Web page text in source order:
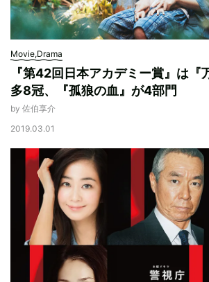
Movie,Drama
『第42回日本アカデミー賞』は『
多8冠、『孤狼の血』が4部門
by 佐伯享介
2019.03.01